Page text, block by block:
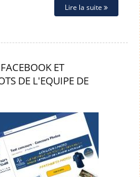
Lire la suite
ET
DE L'EQUIPE DE